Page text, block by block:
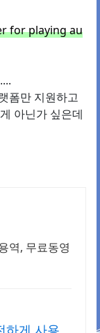
for playing au
폼만 지원하고
아닌가 싶은데
역, 무료동영